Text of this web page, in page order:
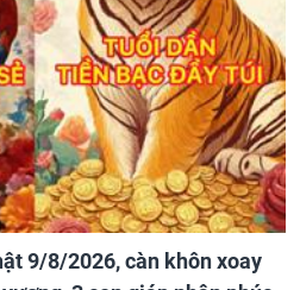
9/8/2026, càn khôn xoay